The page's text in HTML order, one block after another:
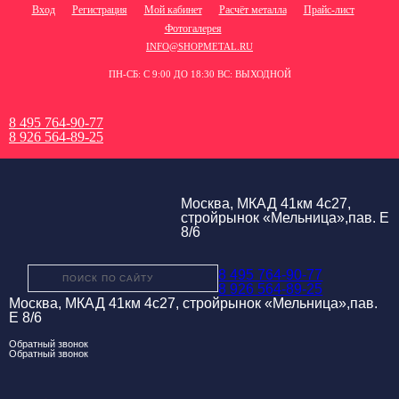
Вход Регистрация Мой кабинет Расчёт металла
Прайс-лист
Фотогалерея
INFO@SHOPMETAL.RU
ПН-СБ: С 9:00 ДО 18:30 ВС: ВЫХОДНОЙ
8 495 764-90-77
8 926 564-89-25
Москва, МКАД 41км 4с27,
стройрынок «Мельница»,пав. Е
8/6
8 495 764-90-77
8 926 564-89-25
Москва, МКАД 41км 4с27, стройрынок «Мельница»,пав.
Е 8/6
Обратный звонок
Обратный звонок